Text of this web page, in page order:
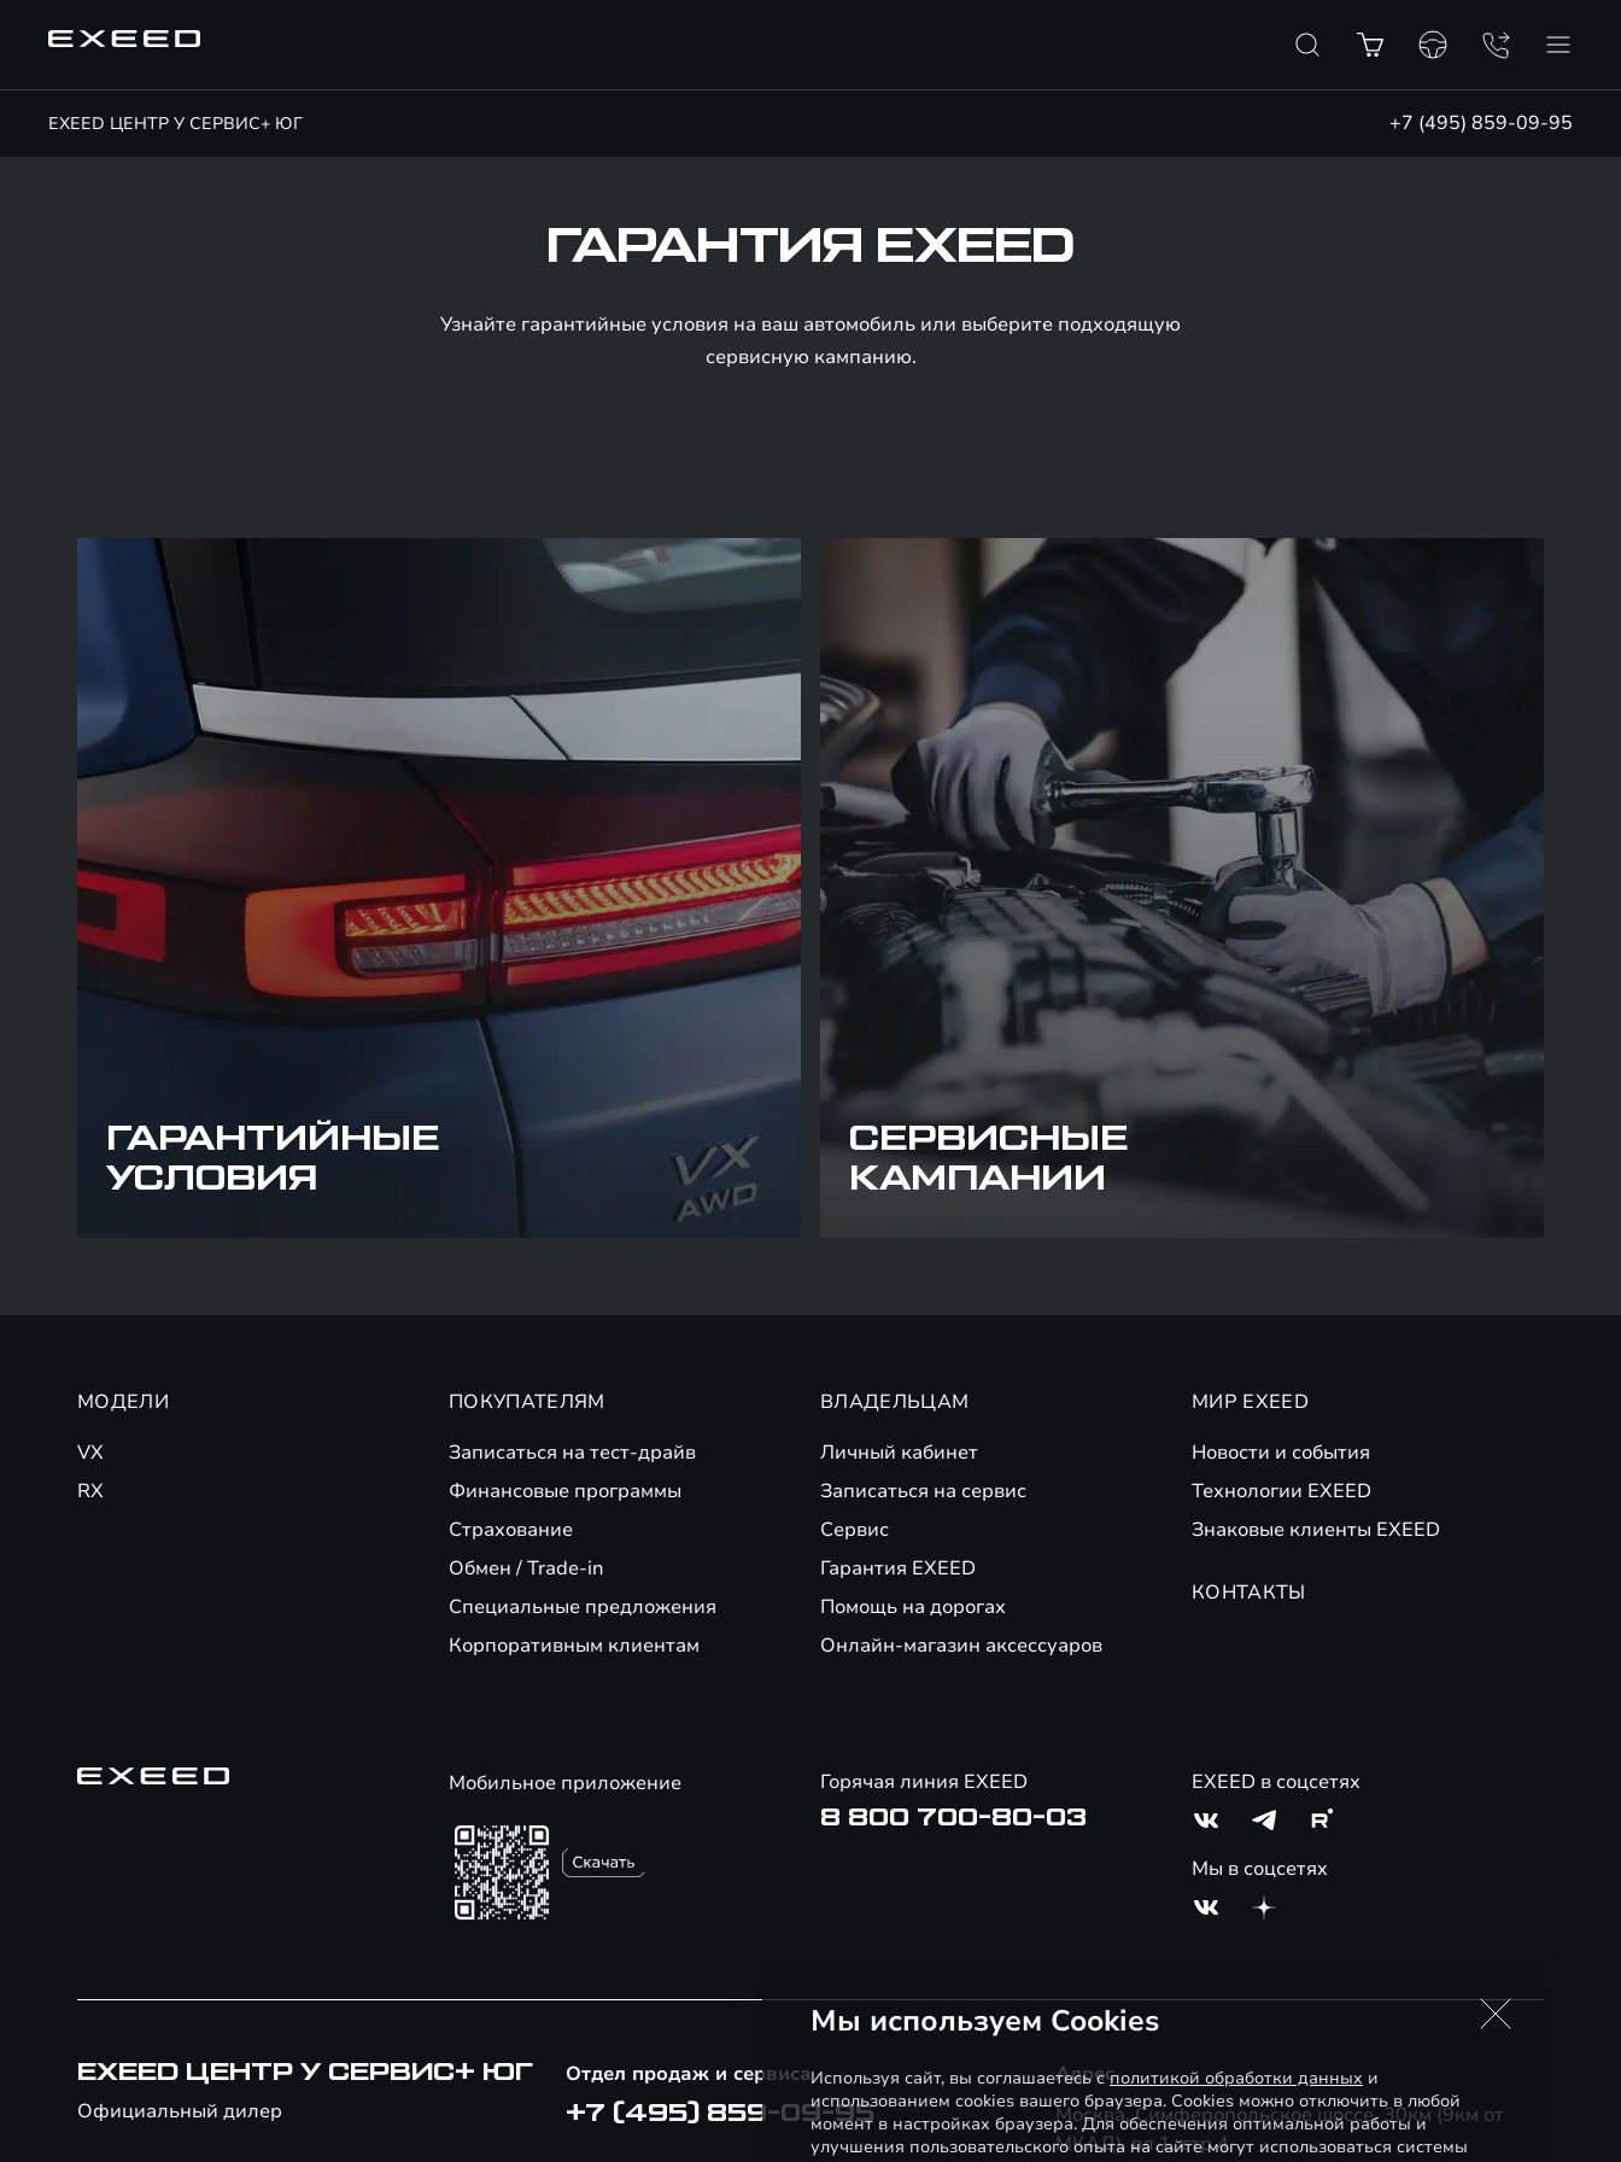
EXEED ЦЕНТР У СЕРВИС+ ЮГ +7 (495) 859-09-95
ГАРАНТИЯ EXEED
Узнайте гарантийные условия на ваш автомобиль или выберите подходящую
сервисную кампанию.
ГАРАНТИЙНЫЕ
УСЛОВИЯ
СЕРВИСНЫЕ
КАМПАНИИ
МОДЕЛИ
VX
RX
ПОКУПАТЕЛЯМ
Записаться на тест-драйв
Финансовые программы
Страхование
Обмен / Trade-in
Специальные предложения
Корпоративным клиентам
ВЛАДЕЛЬЦАМ
Личный кабинет
Записаться на сервис
Сервис
Гарантия EXEED
Помощь на дорогах
Онлайн-магазин аксессуаров
МИР EXEED
Новости и события
Технологии EXEED
Знаковые клиенты EXEED
КОНТАКТЫ
Мобильное приложение Горячая линия EXEED
8 800 700-80-03
EXEED в соцсетях
Мы в соцсетях
EXEED ЦЕНТР У СЕРВИС+ ЮГ
Официальный дилер
Отдел продаж и сервиса
+7 (495) 859-09-95
Адрес
Москва, Симферопольское шоссе, 30км (9км от
МКАД), вл.1, стр.4
Мы используем Cookies
Используя сайт, вы соглашаетесь сполитикой обработки данных и
использованием cookies вашего браузера. Cookies можно отключить в любой
момент в настройках браузера. Для обеспечения оптимальной работы и
улучшения пользовательского опыта на сайте могут использоваться системы